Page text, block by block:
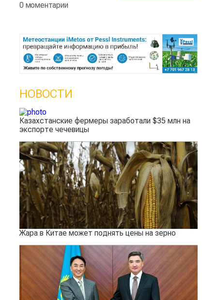
0 моментарии
НОВОСТИ
Казахстанские фермеры заработали $35 млн на
экспорте чечевицы
Жара в Китае может поднять цены на зерно